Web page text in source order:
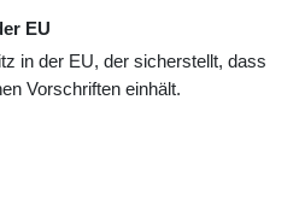
EU
in der EU, der sicherstellt, dass
Vorschriften einhält.